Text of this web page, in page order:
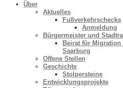
Über
Aktuelles
Fußverkehrschecks
Anmeldung
Bürgermeister und
Beirat für
Saarburg
Offene Stellen
Geschichte
Stolpersteine
Entwicklungsprojekte